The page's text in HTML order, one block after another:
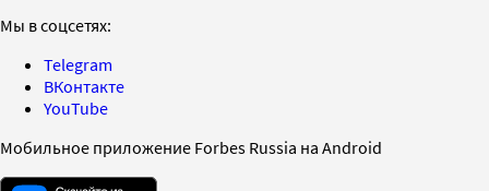
Мы в соцсетях:
Telegram
ВКонтакте
YouTube
Мобильное приложение Forbes Russia на Android